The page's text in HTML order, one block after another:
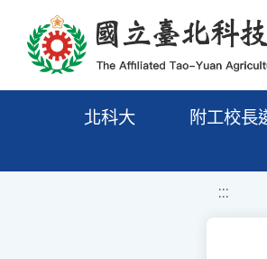
移至網頁之主要內容區位置
北科大 附工校長
:::